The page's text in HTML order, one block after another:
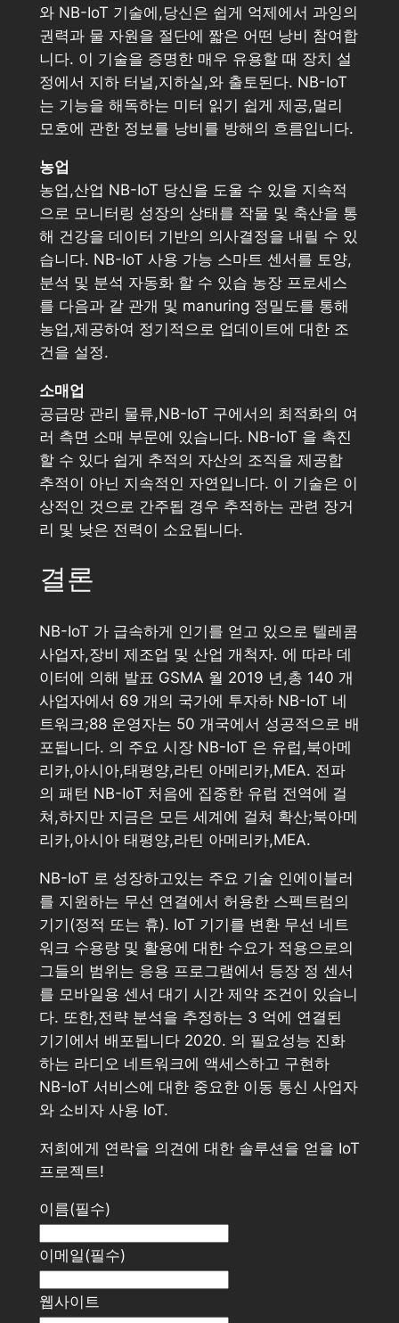
와 NB-IoT 기술에,당신은 쉽게 억제에서 과잉의
권력과 물 자원을 절단에 짧은 어떤 낭비 참여합
니다. 이 기술을 증명한 매우 유용할 때 장치 설
정에서 지하 터널,지하실,와 출토된다. NB-IoT
는 기능을 해독하는 미터 읽기 쉽게 제공,멀리
모호에 관한 정보를 낭비를 방해의 흐름입니다.
농업
농업,산업 NB-IoT 당신을 도울 수 있을 지속적
으로 모니터링 성장의 상태를 작물 및 축산을 통
해 건강을 데이터 기반의 의사결정을 내릴 수 있
습니다. NB-IoT 사용 가능 스마트 센서를 토양,
분석 및 분석 자동화 할 수 있습 농장 프로세스
를 다음과 같 관개 및 manuring 정밀도를 통해
농업,제공하여 정기적으로 업데이트에 대한 조
건을 설정.
소매업
공급망 관리 물류,NB-IoT 구에서의 최적화의 여
러 측면 소매 부문에 있습니다. NB-IoT 을 촉진
할 수 있다 쉽게 추적의 자산의 조직을 제공합
추적이 아닌 지속적인 자연입니다. 이 기술은 이
상적인 것으로 간주됩 경우 추적하는 관련 장거
리 및 낮은 전력이 소요됩니다.
결론
NB-IoT 가 급속하게 인기를 얻고 있으로 텔레콤
사업자,장비 제조업 및 산업 개척자. 에 따라 데
이터에 의해 발표 GSMA 월 2019 년,총 140 개
사업자에서 69 개의 국가에 투자하 NB-IoT 네
트워크;88 운영자는 50 개국에서 성공적으로 배
포됩니다. 의 주요 시장 NB-IoT 은 유럽,북아메
리카,아시아,태평양,라틴 아메리카,MEA. 전파
의 패턴 NB-IoT 처음에 집중한 유럽 전역에 걸
쳐,하지만 지금은 모든 세계에 걸쳐 확산;북아메
리카,아시아 태평양,라틴 아메리카,MEA.
NB-IoT 로 성장하고있는 주요 기술 인에이블러
를 지원하는 무선 연결에서 허용한 스펙트럼의
기기(정적 또는 휴). IoT 기기를 변환 무선 네트
워크 수용량 및 활용에 대한 수요가 적용으로의
그들의 범위는 응용 프로그램에서 등장 정 센서
를 모바일용 센서 대기 시간 제약 조건이 있습니
다. 또한,전략 분석을 추정하는 3 억에 연결된
기기에서 배포됩니다 2020. 의 필요성능 진화
하는 라디오 네트워크에 액세스하고 구현하
NB-IoT 서비스에 대한 중요한 이동 통신 사업자
와 소비자 사용 IoT.
저희에게 연락을 의견에 대한 솔루션을 얻을 IoT
프로젝트!
이름(필수)
이메일(필수)
웹사이트